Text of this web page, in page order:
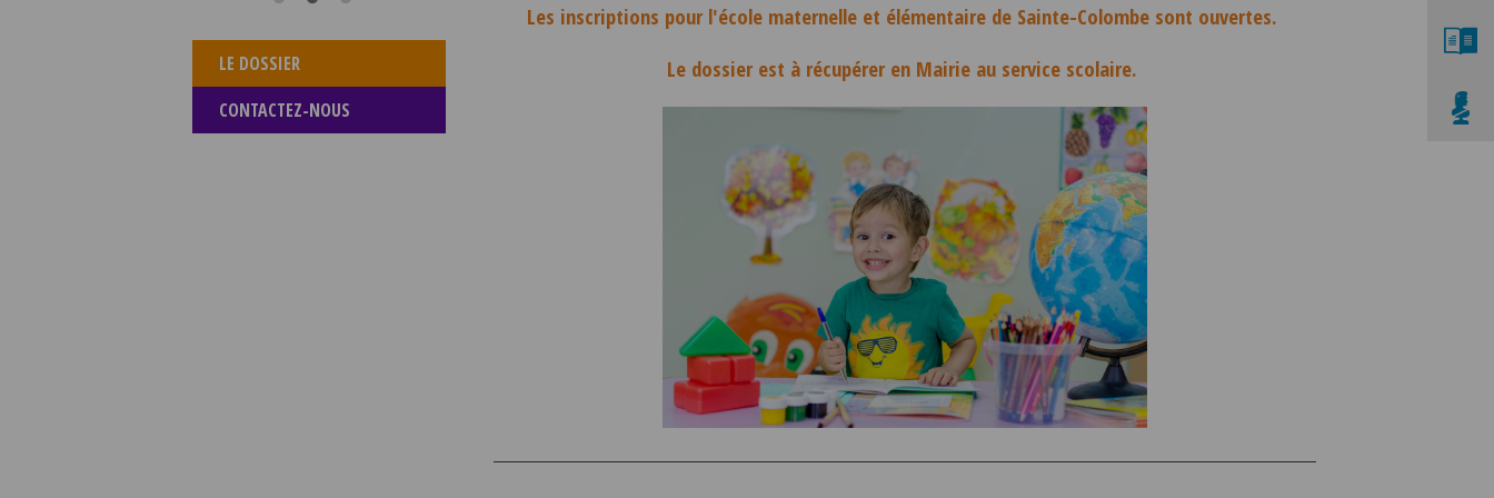
LE DOSSIER
CONTACTEZ-NOUS
Les inscriptions pour l'école maternelle et élémentaire de Sainte-Colombe sont ouvertes.
Le dossier est à récupérer en Mairie au service scolaire.